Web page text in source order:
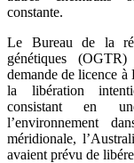
constante.
Le Bureau de la
génétiques
demande de licence
la libération
consistant en
l’environnement
méridionale,
avaient prévu de